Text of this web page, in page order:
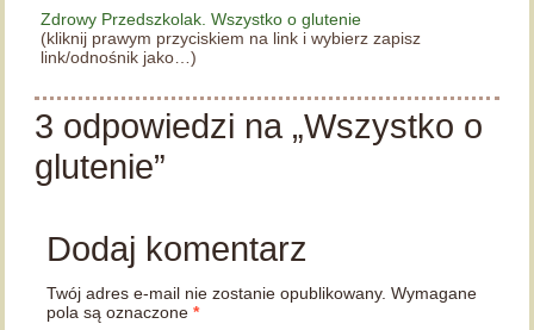
Zdrowy Przedszkolak. Wszystko o glutenie
(kliknij prawym przyciskiem na link i wybierz zapisz
link/odnośnik jako…)
3 odpowiedzi na „Wszystko o
glutenie”
Dodaj komentarz
Twój adres e-mail nie zostanie opublikowany. Wymagane
pola są oznaczone*